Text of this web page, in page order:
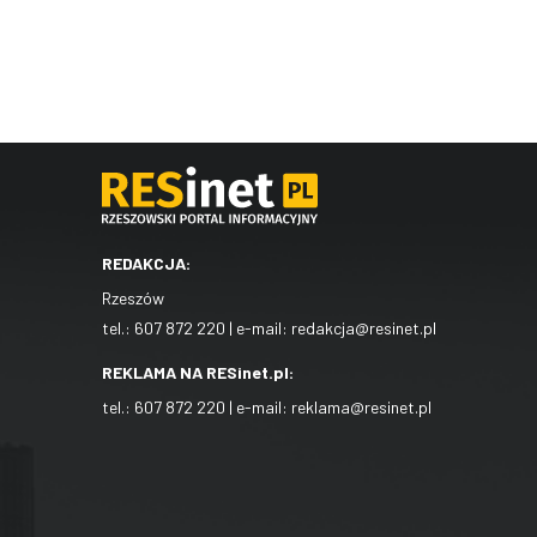
REDAKCJA:
Rzeszów
tel.: 607 872 220 | e-mail: redakcja@resinet.pl
REKLAMA NA RESinet.pl:
tel.: 607 872 220 | e-mail: reklama@resinet.pl